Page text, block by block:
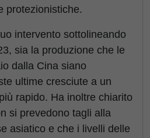
protezionistiche.
intervento sottolineando
sia la produzione che le
dalla Cina siano
ultime cresciute a un
rapido. Ha inoltre chiarito
si prevedono tagli alla
asiatico e che i livelli delle